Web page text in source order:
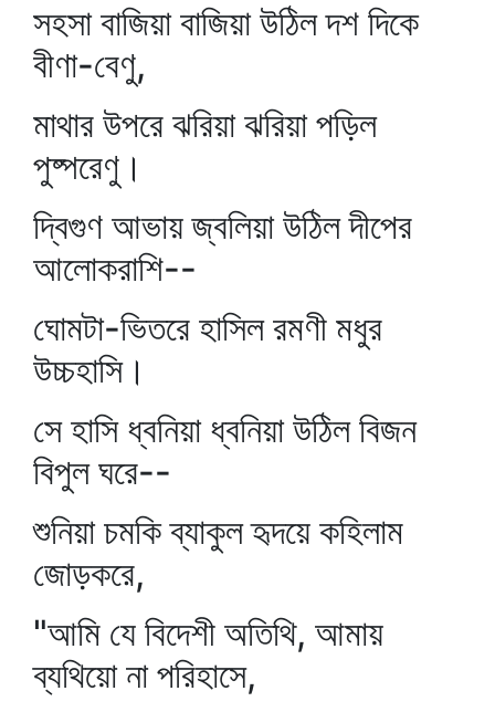
সহসা বাজিয়া বাজিয়া উঠিল দশ দিকে
বীণা-বেণু,
মাথার উপরে ঝরিয়া ঝরিয়া পড়িল
পুষ্পরেণু।
দ্বিগুণ আভায় জ্বলিয়া উঠিল দীপের
আলোকরাশি--
ঘোমটা-ভিতরে হাসিল রমণী মধুর
উচ্চহাসি।
সে হাসি ধ্বনিয়া ধ্বনিয়া উঠিল বিজন
বিপুল ঘরে--
শুনিয়া চমকি ব্যাকুল হৃদয়ে কহিলাম
জোড়করে,
"আমি যে বিদেশী অতিথি, আমায়
ব্যথিয়ো না পরিহাসে,